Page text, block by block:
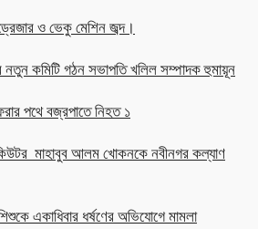
ও ভেকু মেশিন জব্দ।
কমিটি গঠন সভাপতি খলিল সম্পাদক হুমায়ূন
পথে বজ্রপাতে নিহত ১
মাহাবুব আলম খোকনকে নবীনগর কল্যাণ
একাধিবার ধর্ষণের অভিযোগে মামলা